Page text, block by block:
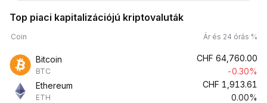
Top piaci kapitalizációjú kriptovaluták
Coin Ár és 24 órás %
Bitcoin
BTC
CHF 64,760.00
-0.30%
Ethereum
ETH
CHF 1,913.61
0.00%